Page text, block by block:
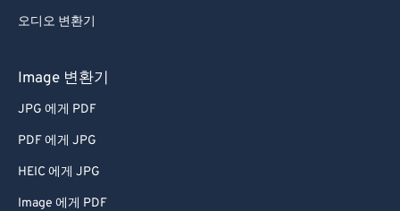
오디오 변환기
Image 변환기
JPG 에게 PDF
PDF 에게 JPG
HEIC 에게 JPG
Image 에게 PDF